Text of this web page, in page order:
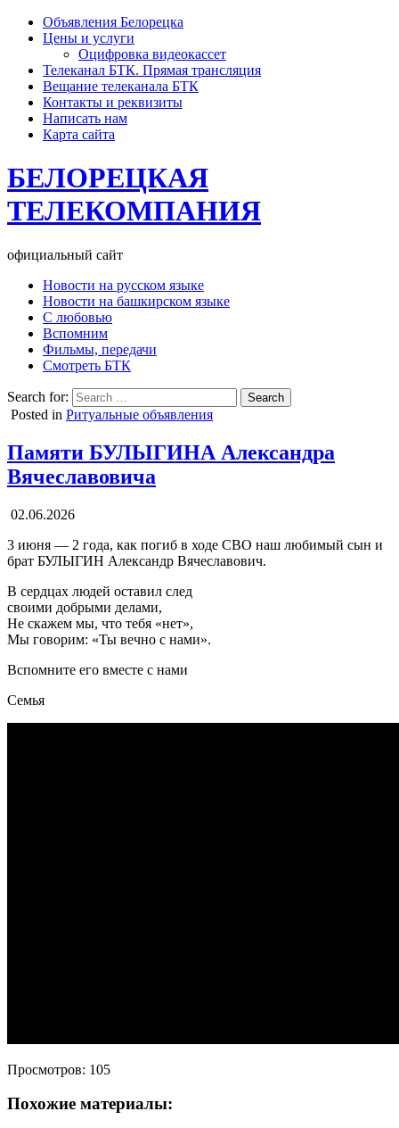
Объявления Белорецка
Цены и услуги
Оцифровка видеокассет
Телеканал БТК. Прямая трансляция
Вещание телеканала БТК
Контакты и реквизиты
Написать нам
Карта сайта
БЕЛОРЕЦКАЯ
ТЕЛЕКОМПАНИЯ
официальный сайт
Новости на русском языке
Новости на башкирском языке
С любовью
Вспомним
Фильмы, передачи
Смотреть БТК
Search for:
Posted in Ритуальные объявления
Памяти БУЛЫГИНА Александра
Вячеславовича
02.06.2026
3 июня — 2 года, как погиб в ходе СВО наш любимый сын и
брат БУЛЫГИН Александр Вячеславович.
В сердцах людей оставил след
своими добрыми делами,
Не скажем мы, что тебя «нет»,
Мы говорим: «Ты вечно с нами».
Вспомните его вместе с нами
Семья
Просмотров: 105
Похожие материалы: